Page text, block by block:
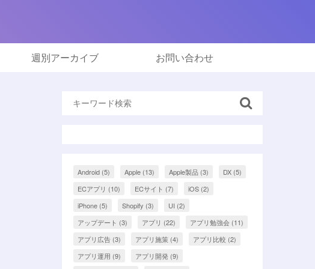
週別アーカイブ お問い合わせ
Android(5) Apple(13) Apple製品(3) DX(5)
ECアプリ (10) ECサイト (7) iOS(2)
iPhone(5) Shopify (3) UI (2)
アップデート (3) アプリ (22) アプリ勉強会(11)
アプリ広告(3) アプリ施策(4) アプリ比較 (2)
アプリ運用 (9) アプリ開発(9)